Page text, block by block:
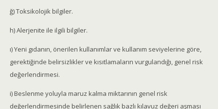
ğ) Toksikolojik bilgiler.
h) Alerjenite ile ilgili bilgiler.
ı) Yeni gıdanın, önerilen kullanımlar ve kullanım seviyelerine göre,
gerektiğinde belirsizlikler ve kısıtlamaların vurgulandığı, genel risk
değerlendirmesi.
i) Beslenme yoluyla maruz kalma miktarının genel risk
değerlendirmesinde belirlenen sağlık bazlı kılavuz değeri aşması